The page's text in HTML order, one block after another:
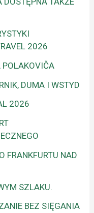
2026
POLAKOVIČA
DUMA I WSTYD
2026
FRANKFURTU NAD
SZLAKU.
BEZ SIĘGANIA